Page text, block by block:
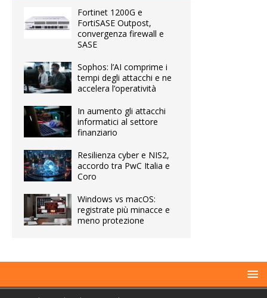
Fortinet 1200G e
FortiSASE Outpost,
convergenza firewall e
SASE
Sophos: l’AI comprime i
tempi degli attacchi e ne
accelera l’operatività
In aumento gli attacchi
informatici al settore
finanziario
Resilienza cyber e NIS2,
accordo tra PwC Italia e
Coro
Windows vs macOS:
registrate più minacce e
meno protezione